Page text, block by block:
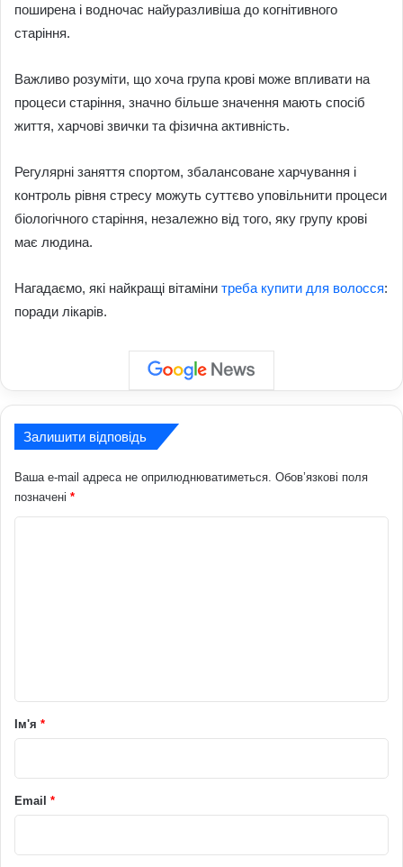
поширена і водночас найуразливіша до когнітивного
старіння.
Важливо розуміти, що хоча група крові може впливати на
процеси старіння, значно більше значення мають спосіб
життя, харчові звички та фізична активність.
Регулярні заняття спортом, збалансоване харчування і
контроль рівня стресу можуть суттєво уповільнити процеси
біологічного старіння, незалежно від того, яку групу крові
має людина.
Нагадаємо, які найкращі вітаміни треба купити для волосся:
поради лікарів.
Залишити відповідь
Ваша e-mail адреса не оприлюднюватиметься. Обов’язкові поля
позначені *
рІм'я *
Email *